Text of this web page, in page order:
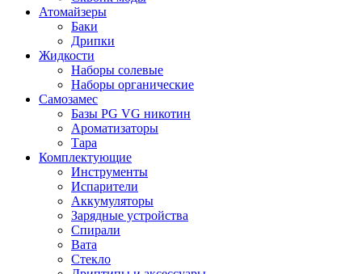
Атомайзеры
Баки
Дрипки
Жидкости
Наборы солевые
Наборы органические
Самозамес
Базы PG VG никотин
Ароматизаторы
Тара
Комплектующие
Инструменты
Испарители
Аккумуляторы
Зарядные устройства
Спирали
Вата
Стекло